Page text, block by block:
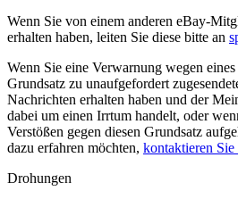
Wenn Sie von einem anderen eBay-
erhalten haben, leiten Sie diese bitte an
Wenn Sie eine Verwarnung wegen eines
Grundsatz zu unaufgefordert
Nachrichten erhalten haben und der
dabei um einen Irrtum handelt, oder
Verstößen gegen diesen Grundsatz
dazu erfahren möchten, kontaktieren Sie
Drohungen